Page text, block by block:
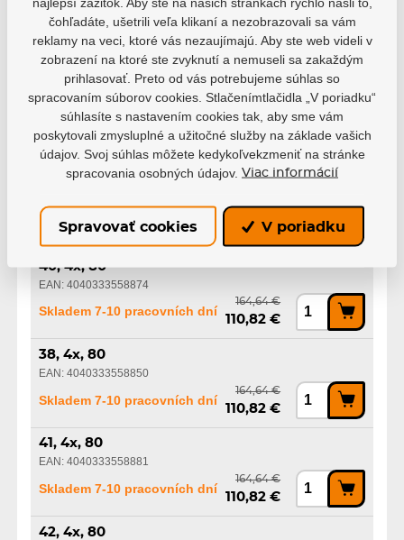
Veľkosť koliesok 80mm
Varianty
39, 4x, 80
Skladem 7-10 pracovních dní
110,82 €
40, 4x, 80
EAN: 4040333558874
Skladem 7-10 pracovních dní
164,64 €
110,82 €
38, 4x, 80
EAN: 4040333558850
Skladem 7-10 pracovních dní
164,64 €
110,82 €
41, 4x, 80
EAN: 4040333558881
Skladem 7-10 pracovních dní
164,64 €
110,82 €
42, 4x, 80
čohľadáte, ušetrili veľa klikaní a nezobrazovali sa vám
reklamy na veci, ktoré vás nezaujímajú. Aby ste web videli v
zobrazení na ktoré ste zvyknutí a nemuseli sa zakaždým
prihlasovať. Preto od vás potrebujeme súhlas so
spracovaním súborov cookies. Stlačenímtlačidla „V poriadku“
súhlasíte s nastavením cookies tak, aby sme vám
poskytovali zmysluplné a užitočné služby na základe vašich
údajov. Svoj súhlas môžete kedykoľvekzmeniť na stránke
spracovania osobných údajov. Viac informácií
Spravovať cookies V poriadku